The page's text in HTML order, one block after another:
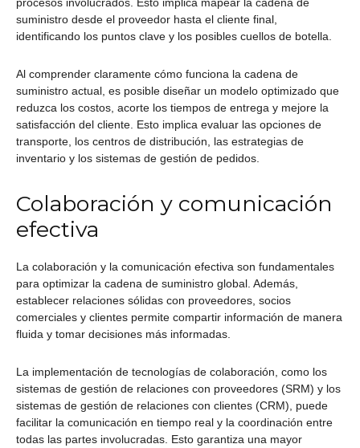
suministro desde el proveedor hasta el cliente final,
identificando los puntos clave y los posibles cuellos de botella.
Al comprender claramente cómo funciona la cadena de
suministro actual, es posible diseñar un modelo optimizado que
reduzca los costos, acorte los tiempos de entrega y mejore la
satisfacción del cliente. Esto implica evaluar las opciones de
transporte, los centros de distribución, las estrategias de
inventario y los sistemas de gestión de pedidos.
Colaboración y comunicación
efectiva
La colaboración y la comunicación efectiva son fundamentales
para optimizar la cadena de suministro global. Además,
establecer relaciones sólidas con proveedores, socios
comerciales y clientes permite compartir información de manera
fluida y tomar decisiones más informadas.
La implementación de tecnologías de colaboración, como los
sistemas de gestión de relaciones con proveedores (SRM) y los
sistemas de gestión de relaciones con clientes (CRM), puede
facilitar la comunicación en tiempo real y la coordinación entre
todas las partes involucradas. Esto garantiza una mayor